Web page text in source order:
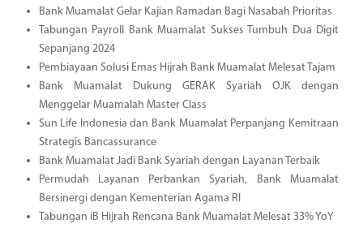
Bank Muamalat Gelar Kajian Ramadan Bagi Nasabah Prioritas
Tabungan Payroll Bank Muamalat Sukses Tumbuh Dua Digit
Sepanjang 2024
Pembiayaan Solusi Emas Hijrah Bank Muamalat Melesat Tajam
Bank Muamalat Dukung GERAK Syariah OJK dengan
Menggelar Muamalah Master Class
Sun Life Indonesia dan Bank Muamalat Perpanjang Kemitraan
Strategis Bancassurance
Bank Muamalat Jadi Bank Syariah dengan Layanan Terbaik
Permudah Layanan Perbankan Syariah, Bank Muamalat
Bersinergi dengan Kementerian Agama RI
Tabungan iB Hijrah Rencana Bank Muamalat Melesat 33% YoY